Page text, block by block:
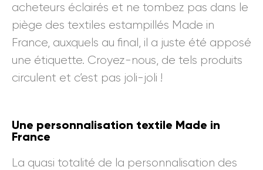
acheteurs éclairés et ne tombez pas dans le
piège des textiles estampillés Made in
France, auxquels au final, il a juste été apposé
une étiquette. Croyez-nous, de tels produits
circulent et c’est pas joli-joli !
Une personnalisation textile Made in
France
La quasi totalité de la personnalisation des